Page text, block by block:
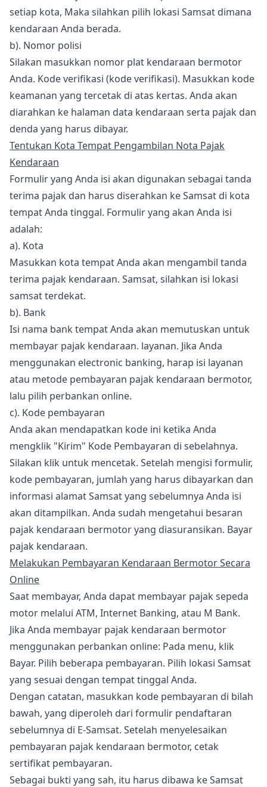
setiap kota, Maka silahkan pilih lokasi Samsat dimana
kendaraan Anda berada.
b). Nomor polisi
Silakan masukkan nomor plat kendaraan bermotor
Anda. Kode verifikasi (kode verifikasi). Masukkan kode
keamanan yang tercetak di atas kertas. Anda akan
diarahkan ke halaman data kendaraan serta pajak dan
denda yang harus dibayar.
Tentukan Kota Tempat Pengambilan Nota Pajak
Kendaraan
Formulir yang Anda isi akan digunakan sebagai tanda
terima pajak dan harus diserahkan ke Samsat di kota
tempat Anda tinggal. Formulir yang akan Anda isi
adalah:
a). Kota
Masukkan kota tempat Anda akan mengambil tanda
terima pajak kendaraan. Samsat, silahkan isi lokasi
samsat terdekat.
b). Bank
Isi nama bank tempat Anda akan memutuskan untuk
membayar pajak kendaraan. layanan. Jika Anda
menggunakan electronic banking, harap isi layanan
atau metode pembayaran pajak kendaraan bermotor,
lalu pilih perbankan online.
c). Kode pembayaran
Anda akan mendapatkan kode ini ketika Anda
mengklik "Kirim" Kode Pembayaran di sebelahnya.
Silakan klik untuk mencetak. Setelah mengisi formulir,
kode pembayaran, jumlah yang harus dibayarkan dan
informasi alamat Samsat yang sebelumnya Anda isi
akan ditampilkan. Anda sudah mengetahui besaran
pajak kendaraan bermotor yang diasuransikan. Bayar
pajak kendaraan.
Melakukan Pembayaran Kendaraan Bermotor Secara
Online
Saat membayar, Anda dapat membayar pajak sepeda
motor melalui ATM, Internet Banking, atau M Bank.
Jika Anda membayar pajak kendaraan bermotor
menggunakan perbankan online: Pada menu, klik
Bayar. Pilih beberapa pembayaran. Pilih lokasi Samsat
yang sesuai dengan tempat tinggal Anda.
Dengan catatan, masukkan kode pembayaran di bilah
bawah, yang diperoleh dari formulir pendaftaran
sebelumnya di E-Samsat. Setelah menyelesaikan
pembayaran pajak kendaraan bermotor, cetak
sertifikat pembayaran.
Sebagai bukti yang sah, itu harus dibawa ke Samsat